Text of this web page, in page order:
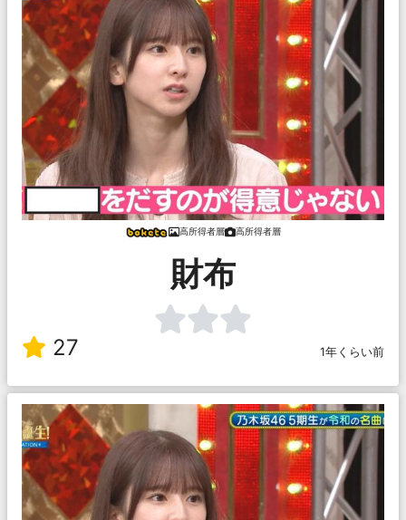
高所得者層 高所得者層
財布
27 1年くらい前